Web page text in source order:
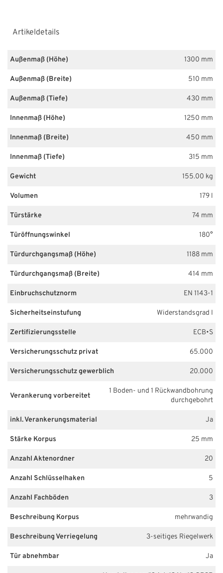
Artikeldetails
Außenmaß (Höhe) 1300 mm
Außenmaß (Breite) 510 mm
Außenmaß (Tiefe) 430 mm
Innenmaß (Höhe) 1250 mm
Innenmaß (Breite) 450 mm
Innenmaß (Tiefe) 315 mm
Gewicht 155.00 kg
Volumen 179 l
Türstärke 74 mm
Türöffnungswinkel 180°
Türdurchgangsmaß (Höhe) 1188 mm
Türdurchgangsmaß (Breite) 414 mm
Einbruchschutznorm EN 1143-1
Sicherheitseinstufung Widerstandsgrad I
Zertifizierungsstelle ECB•S
Versicherungsschutz privat 65.000
Versicherungsschutz gewerblich 20.000
Verankerung vorbereitet
1 Boden- und 1 Rückwandbohrung
durchgebohrt
inkl. Verankerungsmaterial Ja
Stärke Korpus 25 mm
Anzahl Aktenordner 20
Anzahl Schlüsselhaken 5
Anzahl Fachböden 3
Beschreibung Korpus mehrwandig
Beschreibung Verriegelung 3-seitiges Riegelwerk
Tür abnehmbar Ja